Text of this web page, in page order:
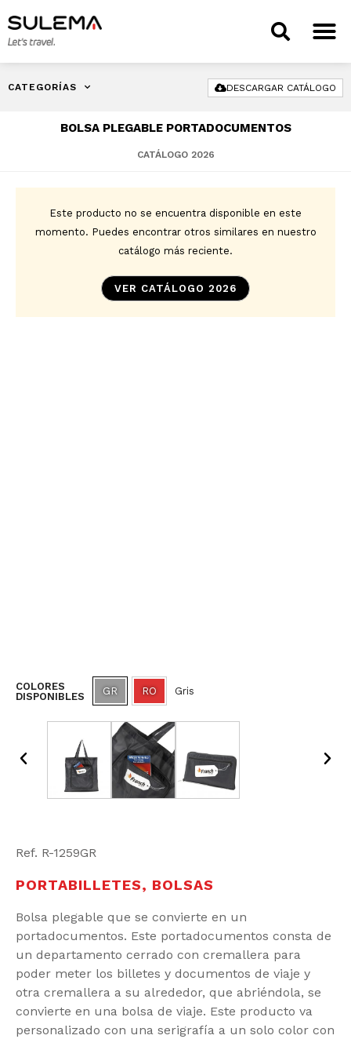
CATEGORÍAS DESCARGAR CATÁLOGO
BOLSA PLEGABLE PORTADOCUMENTOS
CATÁLOGO 2026
Este producto no se encuentra disponible en este
momento. Puedes encontrar otros similares en nuestro
catálogo más reciente.
VER CATÁLOGO 2026
COLORES
DISPONIBLES
GR RO Gris
Ref. R-1259GR
PORTABILLETES, BOLSAS
Bolsa plegable que se convierte en un
portadocumentos. Este portadocumentos consta de
un departamento cerrado con cremallera para
poder meter los billetes y documentos de viaje y
otra cremallera a su alrededor, que abriéndola, se
convierte en una bolsa de viaje. Este producto va
personalizado con una serigrafía a un solo color con